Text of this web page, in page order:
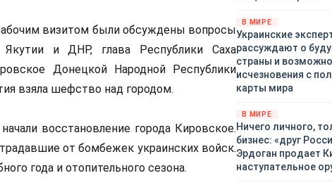
визитом были обсуждены вопросы
Якутии и ДНР, глава Республики Саха
Донецкой Народной Республики
взяла шефство над городом.
восстановление города Кировское.
от бомбежек украинских войск.
года и отопительного сезона.
Тульской областей,
Московского
Республики Крым,
Татарстан,
края и над
В МИРЕ
Украинские
рассуждают о
страны и
исчезновения с
карты мира
В МИРЕ
Ничего личного,
бизнес: «друг
Эрдоган продает
наступательное